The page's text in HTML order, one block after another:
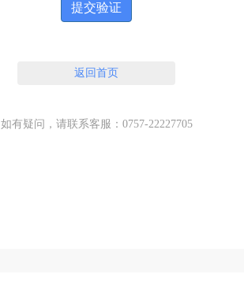
提交验证
返回首页
如有疑问，请联系客服：0757-22227705